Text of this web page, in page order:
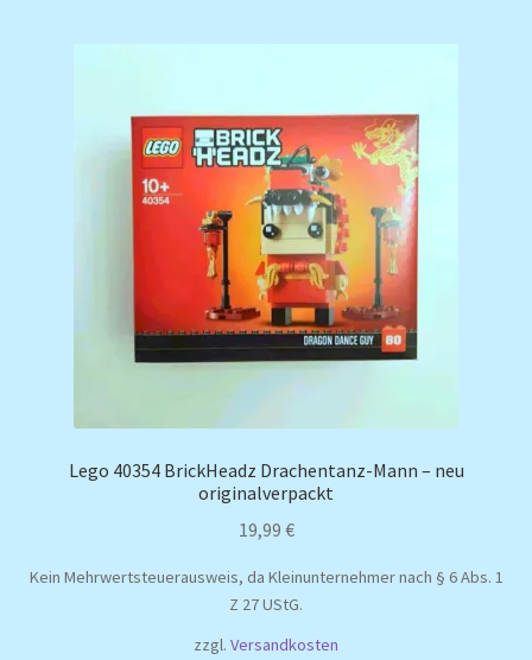
Lego 40354 BrickHeadz Drachentanz-Mann – neu
originalverpackt
19,99 €
Kein Mehrwertsteuerausweis, da Kleinunternehmer nach § 6 Abs. 1
Z 27 UStG.
zzgl. Versandkosten